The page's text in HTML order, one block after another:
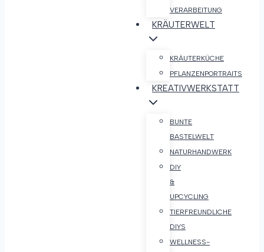
VERARBEITUNG
KRÄUTERWELT
KRÄUTERKÜCHE
PFLANZENPORTRAITS
KREATIVWERKSTATT
BUNTE
BASTELWELT
NATURHANDWERK
DIY
&
UPCYCLING
TIERFREUNDLICHE
DIYS
WELLNESS-